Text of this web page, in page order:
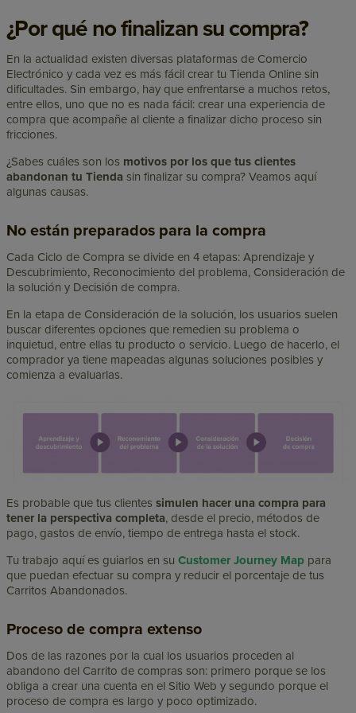
¿Por qué no finalizan su compra?
En la actualidad existen diversas plataformas de Comercio
Electrónico y cada vez es más fácil crear tu Tienda Online sin
dificultades. Sin embargo, hay que enfrentarse a muchos retos,
entre ellos, uno que no es nada fácil: crear una experiencia de
compra que acompañe al cliente a finalizar dicho proceso sin
fricciones.
¿Sabes cuáles son los motivos por los que tus clientes
abandonan tu Tienda sin finalizar su compra? Veamos aquí
algunas causas.
No están preparados para la compra
Cada Ciclo de Compra se divide en 4 etapas: Aprendizaje y
Descubrimiento, Reconocimiento del problema, Consideración de
la solución y Decisión de compra.
En la etapa de Consideración de la solución, los usuarios suelen
buscar diferentes opciones que remedien su problema o
inquietud, entre ellas tu producto o servicio. Luego de hacerlo, el
comprador ya tiene mapeadas algunas soluciones posibles y
comienza a evaluarlas.
Es probable que tus clientessimulen hacer una compra para
tener la perspectiva completa, desde el precio, métodos de
pago, gastos de envío, tiempo de entrega hasta el stock.
Tu trabajo aquí es guiarlos en suCustomer Journey Map para
que puedan efectuar su compra y reducir el porcentaje de tus
Carritos Abandonados.
Proceso de compra extenso
Dos de las razones por la cual los usuarios proceden al
abandono del Carrito de compras son: primero porque se los
obliga a crear una cuenta en el Sitio Web y segundo porque el
proceso de compra es largo y poco optimizado.